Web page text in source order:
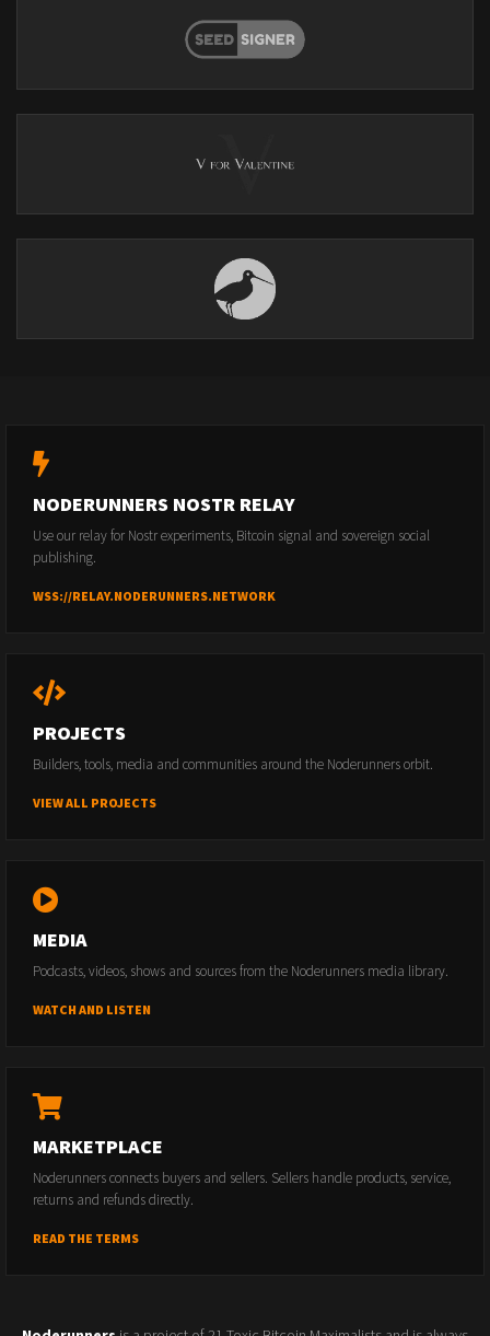
NODERUNNERS NOSTR RELAY
Use our relay for Nostr experiments, Bitcoin signal and sovereign social
publishing.
WSS://RELAY.NODERUNNERS.NETWORK
PROJECTS
Builders, tools, media and communities around the Noderunners orbit.
VIEW ALL PROJECTS
MEDIA
Podcasts, videos, shows and sources from the Noderunners media library.
WATCH AND LISTEN
MARKETPLACE
Noderunners connects buyers and sellers. Sellers handle products, service,
returns and refunds directly.
READ THE TERMS